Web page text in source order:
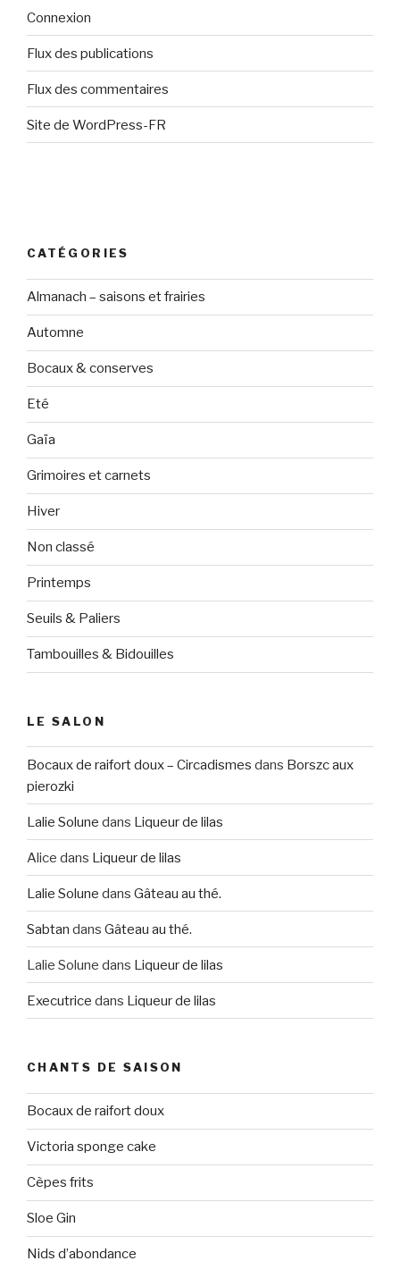
Connexion
Flux des publications
Flux des commentaires
Site de WordPress-FR
CATÉGORIES
Almanach – saisons et frairies
Automne
Bocaux & conserves
Eté
Gaïa
Grimoires et carnets
Hiver
Non classé
Printemps
Seuils & Paliers
Tambouilles & Bidouilles
LE SALON
Bocaux de raifort doux – Circadismes dans Borszc aux
pierozki
Lalie Solune dans Liqueur de lilas
Alice dans Liqueur de lilas
Lalie Solune dans Gâteau au thé.
Sabtan dans Gâteau au thé.
Lalie Solune dans Liqueur de lilas
Executrice dans Liqueur de lilas
CHANTS DE SAISON
Bocaux de raifort doux
Victoria sponge cake
Cèpes frits
Sloe Gin
Nids d’abondance